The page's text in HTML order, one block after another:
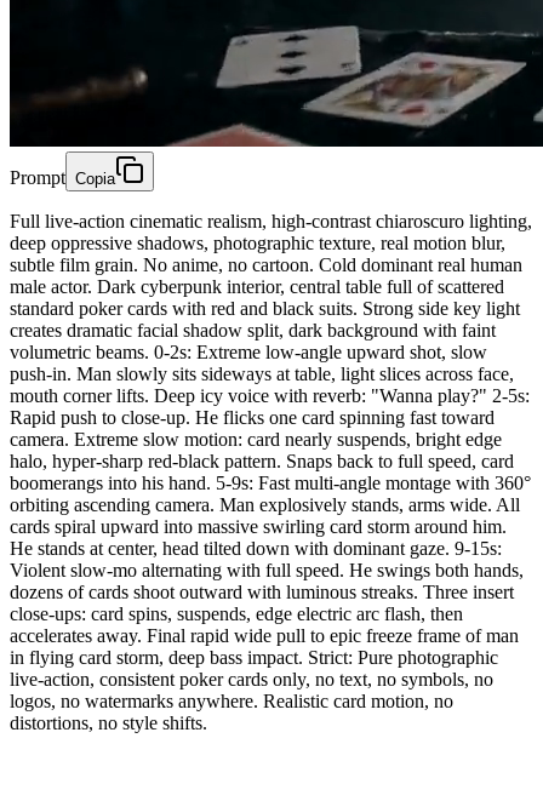
Prompt Copia
Full live-action cinematic realism, high-contrast chiaroscuro lighting,
deep oppressive shadows, photographic texture, real motion blur,
subtle film grain. No anime, no cartoon. Cold dominant real human
male actor. Dark cyberpunk interior, central table full of scattered
standard poker cards with red and black suits. Strong side key light
creates dramatic facial shadow split, dark background with faint
volumetric beams. 0-2s: Extreme low-angle upward shot, slow
push-in. Man slowly sits sideways at table, light slices across face,
mouth corner lifts. Deep icy voice with reverb: "Wanna play?" 2-5s:
Rapid push to close-up. He flicks one card spinning fast toward
camera. Extreme slow motion: card nearly suspends, bright edge
halo, hyper-sharp red-black pattern. Snaps back to full speed, card
boomerangs into his hand. 5-9s: Fast multi-angle montage with 360°
orbiting ascending camera. Man explosively stands, arms wide. All
cards spiral upward into massive swirling card storm around him.
He stands at center, head tilted down with dominant gaze. 9-15s:
Violent slow-mo alternating with full speed. He swings both hands,
dozens of cards shoot outward with luminous streaks. Three insert
close-ups: card spins, suspends, edge electric arc flash, then
accelerates away. Final rapid wide pull to epic freeze frame of man
in flying card storm, deep bass impact. Strict: Pure photographic
live-action, consistent poker cards only, no text, no symbols, no
logos, no watermarks anywhere. Realistic card motion, no
distortions, no style shifts.